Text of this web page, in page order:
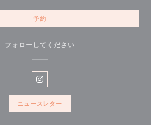
予約
フォローしてください
Instagram ((新しいウィンドウ
ニュースレター